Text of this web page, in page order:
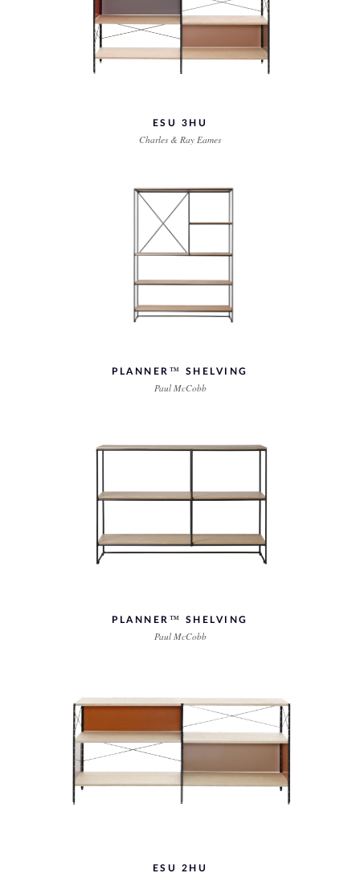
ESU 3HU
Charles & Ray Eames
PLANNER™ SHELVING
Paul McCobb
PLANNER™ SHELVING
Paul McCobb
ESU 2HU